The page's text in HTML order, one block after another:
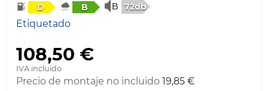
D B 72db
Etiquetado
108,50 €
IVA incluido
Precio de montaje no incluido 19,85 €